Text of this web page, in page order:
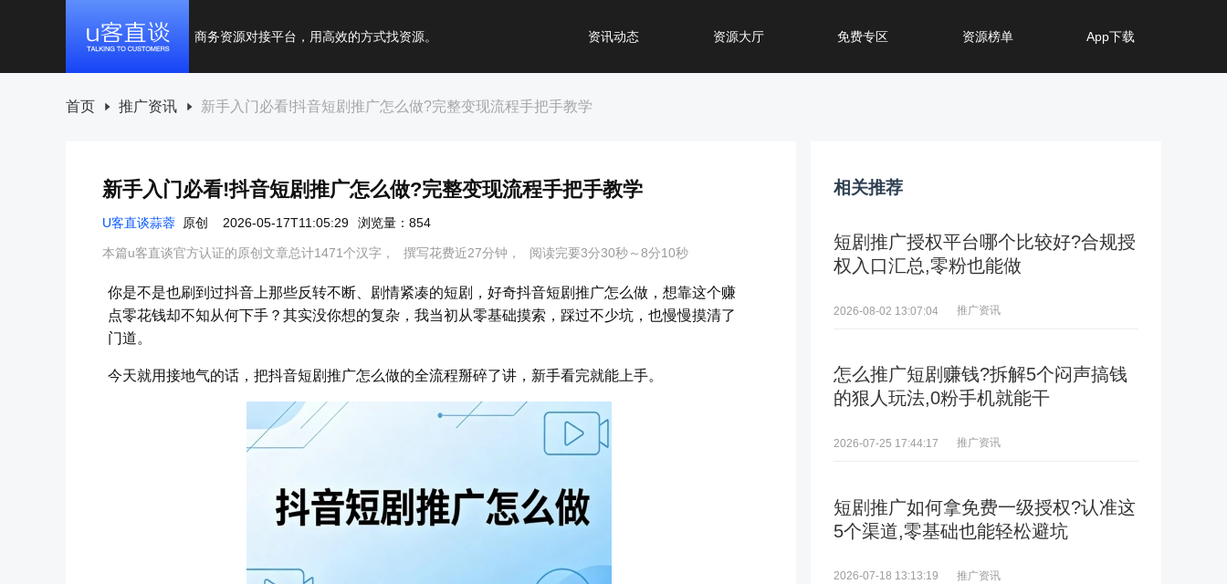
商务资源对接平台，用高效的方式找资源。 资讯动态 资源大厅 免费专区 资源榜单 App下载
首页 推广资讯 新手入门必看!抖音短剧推广怎么做?完整变现流程手把手教学
新手入门必看!抖音短剧推广怎么做?完整变现流程手把手教学
U客直谈蒜蓉 原创 2026-05-17T11:05:29 浏览量：854
本篇u客直谈官方认证的原创文章总计1471个汉字， 撰写花费近27分钟， 阅读完要3分30秒～8分10秒
你是不是也刷到过抖音上那些反转不断、剧情紧凑的短剧，好奇抖音短剧推广怎么做，想靠这个赚
点零花钱却不知从何下手？其实没你想的复杂，我当初从零基础摸索，踩过不少坑，也慢慢摸清了
门道。
今天就用接地气的话，把抖音短剧推广怎么做的全流程掰碎了讲，新手看完就能上手。
相关推荐
短剧推广授权平台哪个比较好?合规授
权入口汇总,零粉也能做
2026-08-02 13:07:04 推广资讯
怎么推广短剧赚钱?拆解5个闷声搞钱
的狠人玩法,0粉手机就能干
2026-07-25 17:44:17 推广资讯
短剧推广如何拿免费一级授权?认准这
5个渠道,零基础也能轻松避坑
2026-07-18 13:13:19 推广资讯